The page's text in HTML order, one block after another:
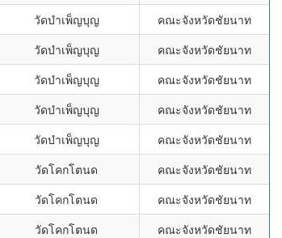
วัดบำเพ็ญบุญ
คณะจังหวัดชัยนาท
วัดบำเพ็ญบุญ
คณะจังหวัดชัยนาท
วัดบำเพ็ญบุญ
คณะจังหวัดชัยนาท
วัดบำเพ็ญบุญ
คณะจังหวัดชัยนาท
วัดบำเพ็ญบุญ
คณะจังหวัดชัยนาท
วัดโคกโตนด
คณะจังหวัดชัยนาท
วัดโคกโตนด
คณะจังหวัดชัยนาท
วัดโคกโตนด
คณะจังหวัดชัยนาท